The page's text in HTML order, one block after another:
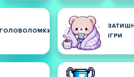
ГОЛОВОЛОМКИ
ІГРИ